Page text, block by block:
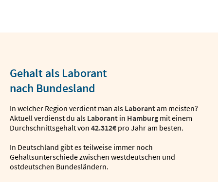
Gehalt als Laborant
nach Bundesland
In welcher Region verdient man als Laborantam meisten?
Aktuell verdienst du als Laborant in Hamburg mit einem
Durchschnittsgehalt von 42.312€ pro Jahr am besten.
In Deutschland gibt es teilweise immer noch
Gehaltsunterschiede zwischen westdeutschen und
ostdeutschen Bundesländern.